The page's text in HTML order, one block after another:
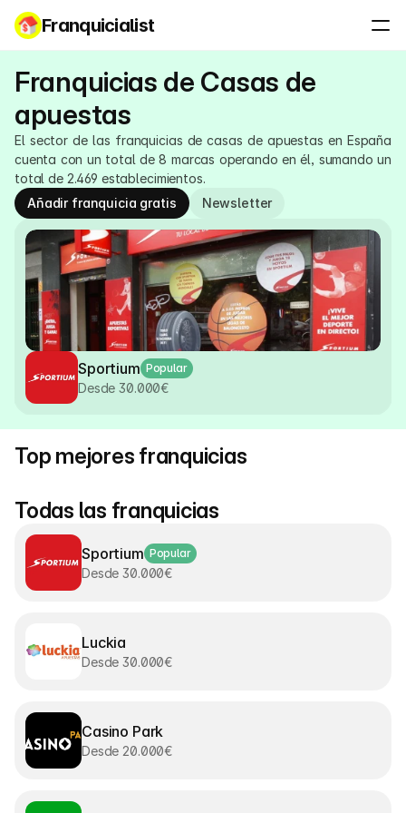
Franquicialist
Franquicias de Casas de
apuestas
​El sector de las franquicias de casas de apuestas en España
cuenta con un total de 8 marcas operando en él, sumando un
total de 2.469 establecimientos.
Añadir franquicia gratis
Newsletter
Sportium Popular
Desde 30.000€
Top mejores franquicias
Todas las franquicias
Sportium Popular
Desde 30.000€
Luckia
Desde 30.000€
Casino Park
Desde 20.000€